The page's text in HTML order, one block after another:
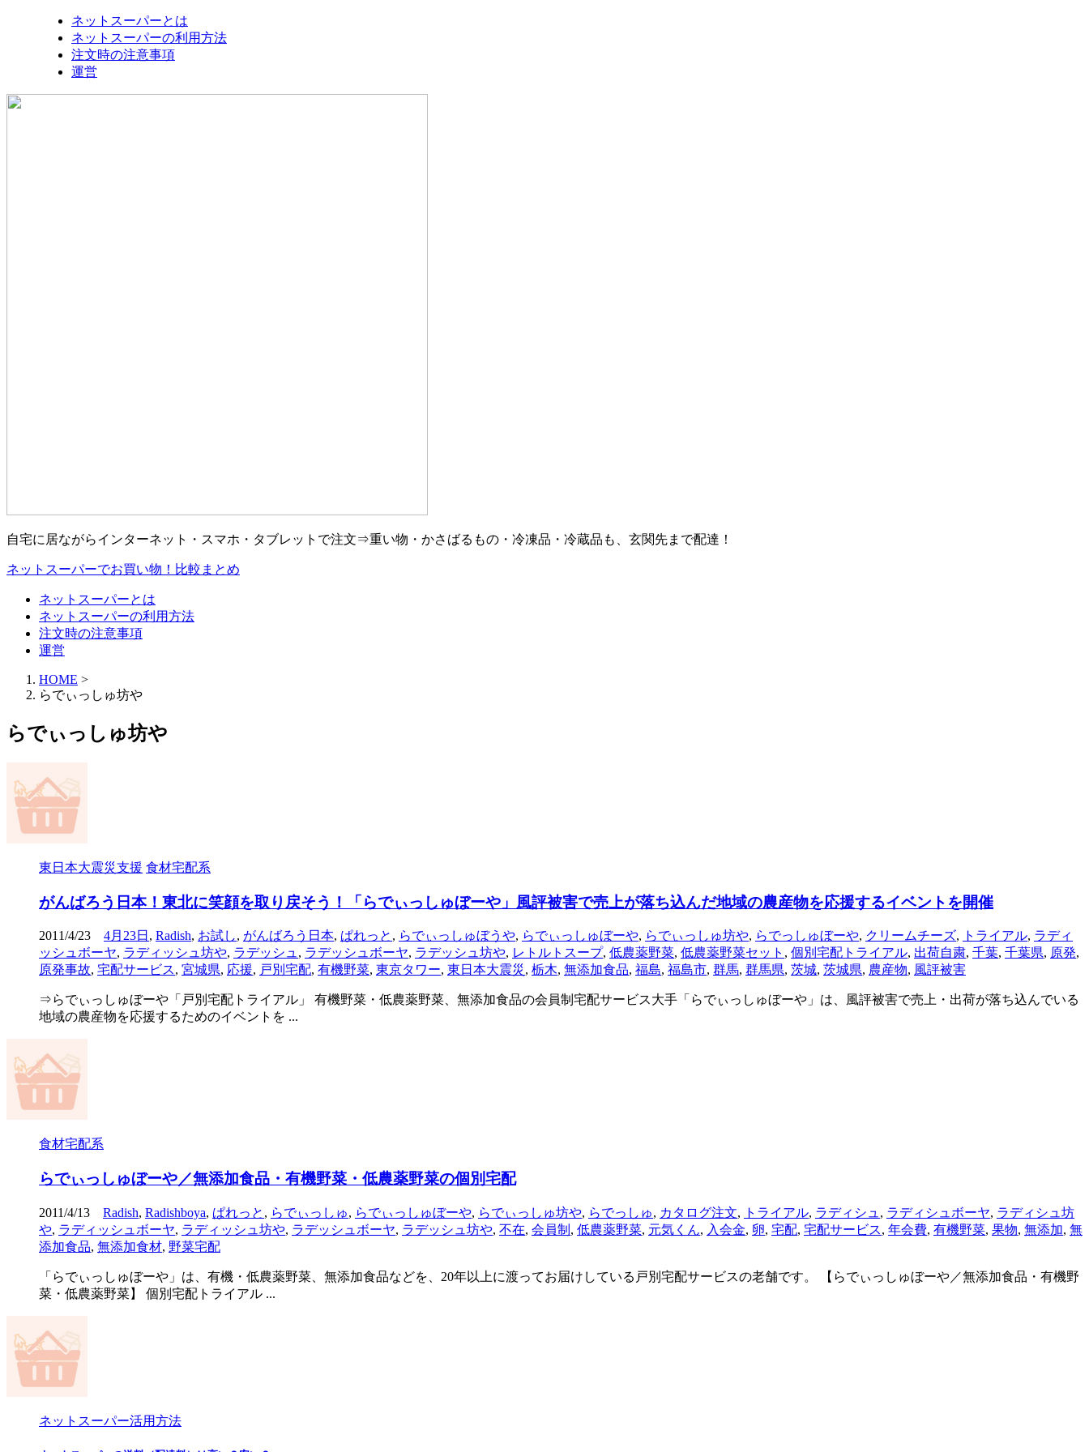
ネットスーパーとは
ネットスーパーの利用方法
注文時の注意事項
運営
自宅に居ながらインターネット・スマホ・タブレットで注文⇒重い物・かさばるもの・冷凍品・冷蔵品も、玄関先まで配達！
ネットスーパーでお買い物！比較まとめ
ネットスーパーとは
ネットスーパーの利用方法
注文時の注意事項
運営
HOME >
らでぃっしゅ坊や
らでぃっしゅ坊や
東日本大震災支援 食材宅配系
がんばろう日本！東北に笑顔を取り戻そう！「らでぃっしゅぼーや」風評被害で売上が落ち込んだ地域の農産物を応援するイベントを開催
2011/4/23 4月23日 , Radish, お試し, がんばろう日本, ぱれっと , らでぃっしゅぼうや, らでぃっしゅぼーや, らでぃっしゅ坊や, らでっしゅぼーや, クリームチーズ, トライアル, ラディ
ッシュボーヤ, ラディッシュ坊や, ラデッシュ , ラデッシュボーヤ, ラデッシュ坊や, レトルトスープ, 低農薬野菜, 低農薬野菜セット , 個別宅配トライアル, 出荷自粛, 千葉, 千葉県, 原発,
原発事故, 宅配サービス, 宮城県, 応援, 戸別宅配, 有機野菜, 東京タワー, 東日本大震災, 栃木, 無添加食品, 福島, 福島市, 群馬, 群馬県, 茨城, 茨城県, 農産物, 風評被害
⇒らでぃっしゅぼーや「戸別宅配トライアル」 有機野菜・低農薬野菜、無添加食品の会員制宅配サービス大手「らでぃっしゅぼーや」は、風評被害で売上・出荷が落ち込んでいる
地域の農産物を応援するためのイベントを ...
食材宅配系
らでぃっしゅぼーや／無添加食品・有機野菜・低農薬野菜の個別宅配
2011/4/13 Radish, Radishboya, ぱれっと , らでぃっしゅ, らでぃっしゅぼーや, らでぃっしゅ坊や, らでっしゅ, カタログ注文, トライアル, ラディシュ , ラディシュボーヤ, ラディシュ坊
や, ラディッシュボーヤ, ラディッシュ坊や, ラデッシュボーヤ, ラデッシュ坊や, 不在, 会員制 , 低農薬野菜, 元気くん, 入会金, 卵, 宅配, 宅配サービス, 年会費, 有機野菜, 果物, 無添加, 無
添加食品, 無添加食材, 野菜宅配
「らでぃっしゅぼーや」は、有機・低農薬野菜、無添加食品などを、20年以上に渡ってお届けしている戸別宅配サービスの老舗です。 【らでぃっしゅぼーや／無添加食品・有機野
菜・低農薬野菜】 個別宅配トライアル ...
ネットスーパー活用方法